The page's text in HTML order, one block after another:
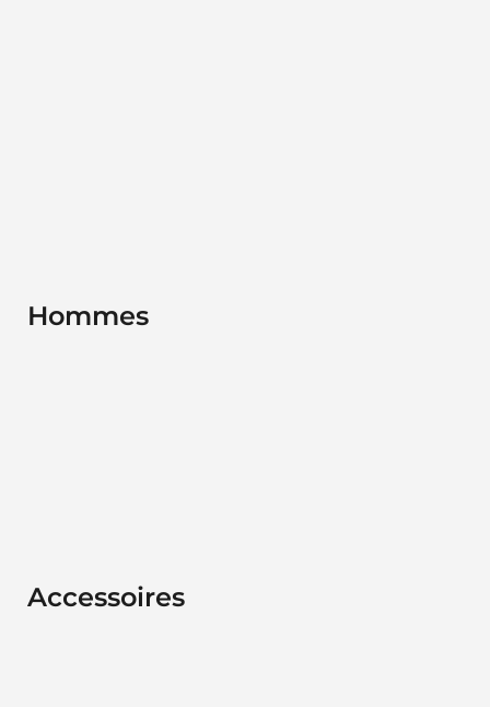
Hommes
Accessoires